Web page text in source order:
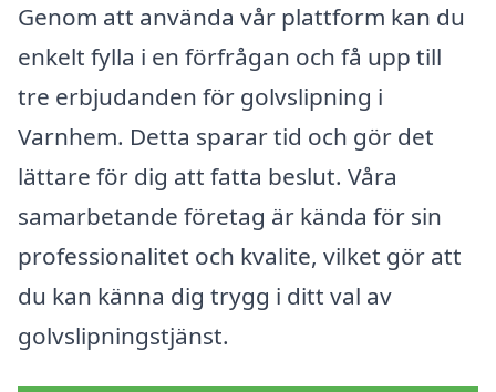
Genom att använda vår plattform kan du
enkelt fylla i en förfrågan och få upp till
tre erbjudanden för golvslipning i
Varnhem. Detta sparar tid och gör det
lättare för dig att fatta beslut. Våra
samarbetande företag är kända för sin
professionalitet och kvalite, vilket gör att
du kan känna dig trygg i ditt val av
golvslipningstjänst.